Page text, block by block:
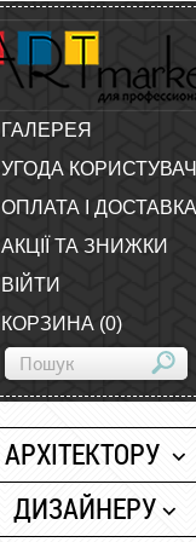
ГАЛЕРЕЯ
УГОДА
ОПЛАТА І ДОСТАВКА
АКЦІЇ ТА ЗНИЖКИ
ВІЙТИ
КОРЗИНА (0)
АРХІТЕКТОРУ
Папір
ДИЗАЙНЕРУ